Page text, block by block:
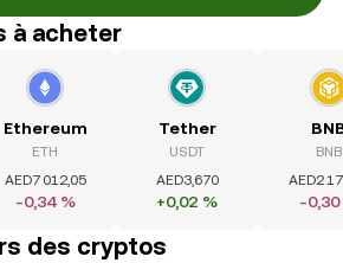
à acheter
Ethereum
ETH
AED7 012,05
-0,34 %
Tether
USDT
AED3,670
+0,02 %
BNB
AED2
-0,30
des cryptos